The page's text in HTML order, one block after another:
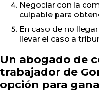
Negociar con la
culpable para
En caso de no
llevar el caso a
Un abogado de
trabajador de
opción para